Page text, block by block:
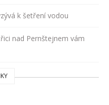
k šetření vodou
nad Pernštejnem vám